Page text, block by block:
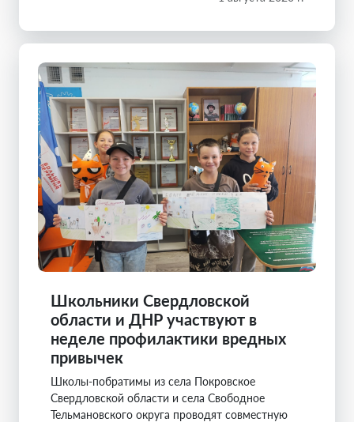
Школьники Свердловской
области и ДНР участвуют в
неделе профилактики вредных
привычек
Школы-побратимы из села Покровское
Свердловской области и села Свободное
Тельмановского округа проводят совместную